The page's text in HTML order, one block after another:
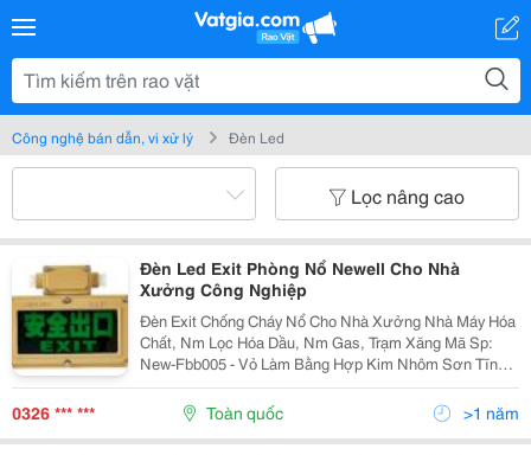
Công nghệ bán dẫn, vi xử lý Đèn Led
Lọc nâng cao
Đèn Led Exit Phòng Nổ Newell Cho Nhà
Xưởng Công Nghiệp
Đèn Exit Chống Cháy Nổ Cho Nhà Xưởng Nhà Máy Hóa
Chất, Nm Lọc Hóa Dầu, Nm Gas, Trạm Xăng Mã Sp:
New-Fbb005 - Vỏ Làm Bằng Hợp Kim Nhôm Sơn Tĩnh
Điện - Kính Cường Lực, Độ Bền Cao Chống Va Đập - Ốc
Chốt Bằng Thép Ko Gỉ Chống Ăn Mòn - Sử Dụng Tại
Các Khu...
0326 *** *** Toàn quốc >1 năm